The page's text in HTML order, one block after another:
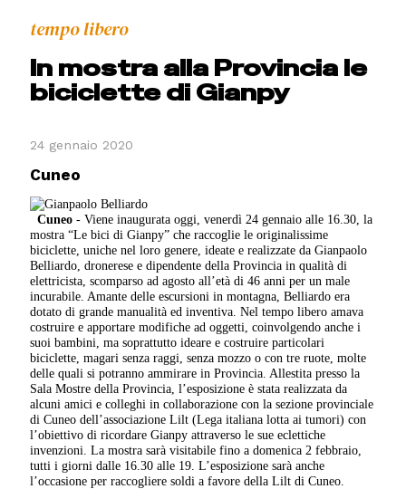
tempo libero
In mostra alla Provincia le
biciclette di Gianpy
24 gennaio 2020
Cuneo
Cuneo - Viene inaugurata oggi, venerdì 24 gennaio alle 16.30, la
mostra “Le bici di Gianpy” che raccoglie le originalissime
biciclette, uniche nel loro genere, ideate e realizzate da Gianpaolo
Belliardo, dronerese e dipendente della Provincia in qualità di
elettricista, scomparso ad agosto all’età di 46 anni per un male
incurabile. Amante delle escursioni in montagna, Belliardo era
dotato di grande manualità ed inventiva. Nel tempo libero amava
costruire e apportare modifiche ad oggetti, coinvolgendo anche i
suoi bambini, ma soprattutto ideare e costruire particolari
biciclette, magari senza raggi, senza mozzo o con tre ruote, molte
delle quali si potranno ammirare in Provincia. Allestita presso la
Sala Mostre della Provincia, l’esposizione è stata realizzata da
alcuni amici e colleghi in collaborazione con la sezione provinciale
di Cuneo dell’associazione Lilt (Lega italiana lotta ai tumori) con
l’obiettivo di ricordare Gianpy attraverso le sue eclettiche
invenzioni. La mostra sarà visitabile fino a domenica 2 febbraio,
tutti i giorni dalle 16.30 alle 19. L’esposizione sarà anche
l’occasione per raccogliere soldi a favore della Lilt di Cuneo.